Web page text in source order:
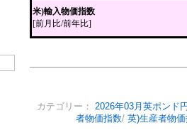
米)輸入物価指数
[前月比/前年比]
カテゴリー： 2026年03月英ポンド
者物価指数/ 英)生産者物